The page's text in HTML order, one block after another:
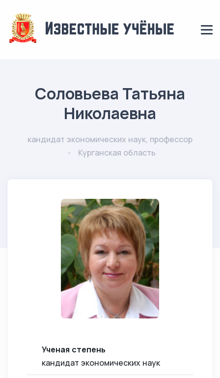
Соловьева Татьяна
Николаевна
кандидат экономических наук, профессор
Курганская область
Ученая степень
кандидат экономических наук